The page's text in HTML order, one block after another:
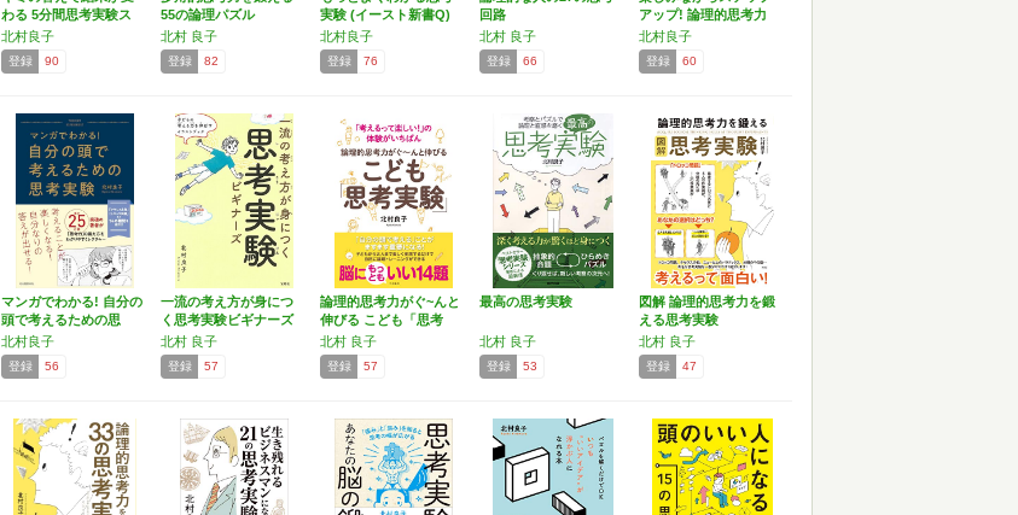
わる 5分間思考実験ス
ト…
北村良子
登録 90
55の論理パズル
北村 良子
登録 82
実験 (イースト新書Q)
北村良子
登録 76
回路
北村 良子
登録 66
アップ! 論理的思考力
が…
北村良子
登録 60
マンガでわかる! 自分の
頭で考えるための思
考…
北村良子
登録 56
一流の考え方が身につ
く思考実験ビギナーズ
北村 良子
登録 57
論理的思考力がぐ~んと
伸びる こども「思考
実…
北村 良子
登録 57
最高の思考実験
北村 良子
登録 53
図解 論理的思考力を鍛
える思考実験
北村 良子
登録 47